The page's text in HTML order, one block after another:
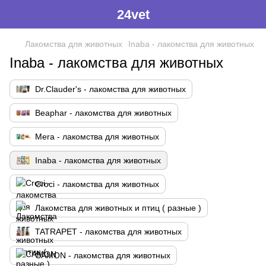
24vet
Лакомства для животных Inaba - лакомства для животных
Inaba - лакомства для животных
Dr.Clauder's - лакомства для животных
Beaphar - лакомства для животных
Mera - лакомства для животных
Inaba - лакомства для животных
Croci - лакомства для животных
Лакомства для животных и птиц ( разные )
TATRAPET - лакомства для животных
CAMON - лакомства для животных